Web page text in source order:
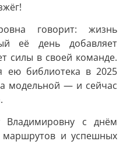
говорит: жизнь
её день добавляет
силы в своей команде.
ею библиотека в 2025
модельной — и сейчас
Владимировну с днём
маршрутов и успешных